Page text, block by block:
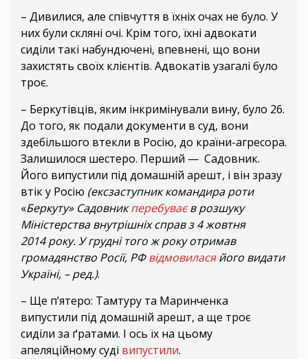
– Дивилися, але співчуття в їхніх очах не було. У
них були скляні очі. Крім того, їхні адвокати
сиділи такі набундючені, впевнені, що вони
захистять своїх клієнтів. Адвокатів узагалі було
троє.
– Беркутівців, яким інкримінували вину, було 26.
До того, як подали документи в суд, вони
здебільшого втекли в Росію, до країни-агресора.
Залишилося шестеро. Перший — Садовник.
Його випустили під домашній арешт, і він зразу
втік у Росію (ексзаступник командира роти
«Беркуту» Садовникперебуваєв розшуку
Міністерства внутрішніх справ з 4 жовтня
2014 року. У грудні того ж року отримав
громадянство Росії, РФвідмовиласяйого видати
Україні, – ред.).
– Ще п’ятеро: Тамтуру та Маринченка
випустили під домашній арешт, а ще троє
сиділи за ґратами. І ось їх на цьому
апеляційному суді випустили.